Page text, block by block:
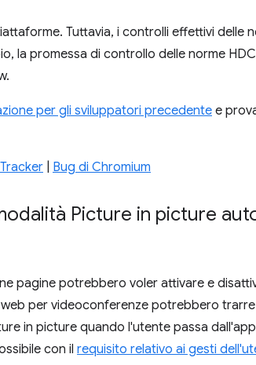
Tuttavia, i controlli effettivi delle
la promessa di controllo delle norme
per gli sviluppatori precedente e
Bug di Chromium
Picture in picture
pagine potrebbero voler attivare e
web per videoconferenze potrebbero
in picture quando l'utente passa
con il requisito relativo ai gesti